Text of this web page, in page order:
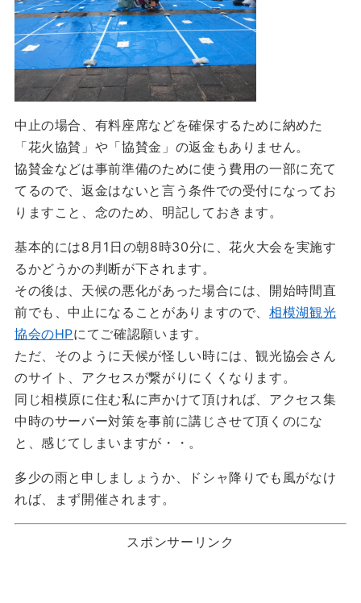
中止の場合、有料座席などを確保するために納めた
「花火協賛」や「協賛金」の返金もありません。
協賛金などは事前準備のために使う費用の一部に充て
てるので、返金はないと言う条件での受付になってお
りますこと、念のため、明記しておきます。
基本的には8月1日の朝8時30分に、花火大会を実施す
るかどうかの判断が下されます。
その後は、天候の悪化があった場合には、開始時間直
前でも、中止になることがありますので、相模湖観光
協会のHPにてご確認願います。
ただ、そのように天候が怪しい時には、観光協会さん
のサイト、アクセスが繋がりにくくなります。
同じ相模原に住む私に声かけて頂ければ、アクセス集
中時のサーバー対策を事前に講じさせて頂くのにな
と、感じてしまいますが・・。
多少の雨と申しましょうか、ドシャ降りでも風がなけ
れば、まず開催されます。
スポンサーリンク